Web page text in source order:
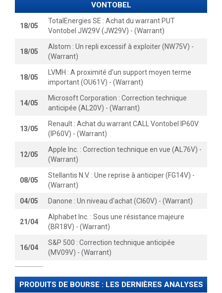
VONTOBEL
18/05
TotalEnergies SE : Achat du warrant PUT
Vontobel JW29V (JW29V) - (Warrant)
18/05
Alstom : Un repli excessif à exploiter (NW75V) -
(Warrant)
18/05
LVMH : A proximité d'un support moyen terme
important (OU61V) - (Warrant)
14/05
Microsoft Corporation : Correction technique
anticipée (AL20V) - (Warrant)
13/05
Renault : Achat du warrant CALL Vontobel IP60V
(IP60V) - (Warrant)
12/05
Apple Inc. : Correction technique en vue (AL76V) -
(Warrant)
08/05
Stellantis N.V. : Une reprise à anticiper (FG14V) -
(Warrant)
04/05
Danone : Un niveau d'achat (CI60V) - (Warrant)
21/04
Alphabet Inc. : Sous une résistance majeure
(BR18V) - (Warrant)
16/04
S&P 500 : Correction technique anticipée
(MV09V) - (Warrant)
PRODUITS DE BOURSE : LES DERNIÈRES ANALYSES